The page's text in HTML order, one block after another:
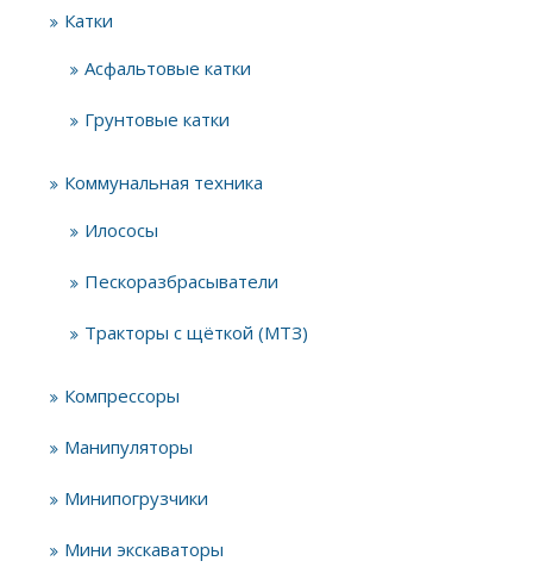
Катки
Асфальтовые катки
Грунтовые катки
Коммунальная техника
Илососы
Пескоразбрасыватели
Тракторы с щёткой (МТЗ)
Компрессоры
Манипуляторы
Минипогрузчики
Мини экскаваторы